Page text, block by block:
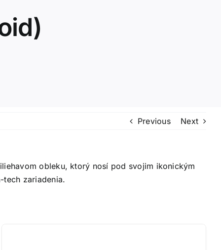
Previous Next
obleku, ktorý nosí pod svojim ikonickým
zariadenia.